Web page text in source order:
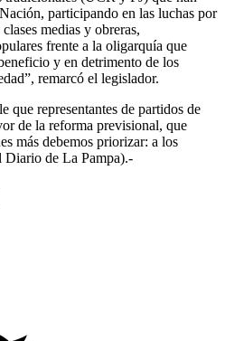
participando en las luchas por
medias y obreras,
frente a la oligarquía que
y en detrimento de los
remarcó el legislador.
que representantes de partidos de
de la reforma previsional, que
más debemos priorizar: a los
Diario de La Pampa).-